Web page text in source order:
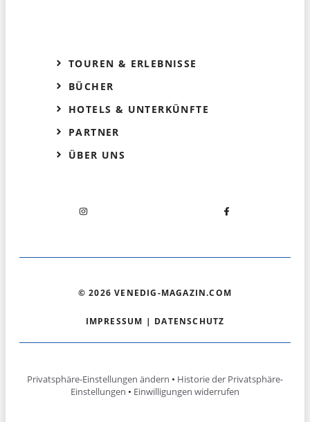
TOUREN & ERLEBNISSE
BÜCHER
HOTELS & UNTERKÜNFTE
PARTNER
ÜBER UNS
© 2026 VENEDIG-MAGAZIN.COM
IMPRESSUM | DATENSCHUTZ
Privatsphäre-Einstellungen ändern • Historie der Privatsphäre-
Einstellungen • Einwilligungen widerrufen